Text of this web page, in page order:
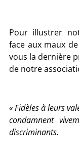
Pour illustrer
face aux maux
vous la dernière
de notre
« Fidèles à leurs
condamnent
discriminants.